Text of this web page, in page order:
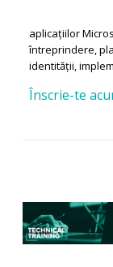
aplicațiilor
întreprindere,
identității,
Înscrie-te